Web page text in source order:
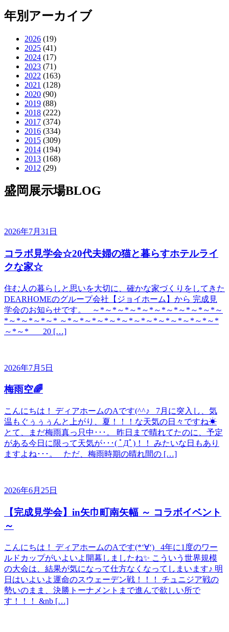
年別アーカイブ
2026 (19)
2025 (41)
2024 (17)
2023 (71)
2022 (163)
2021 (128)
2020 (90)
2019 (88)
2018 (222)
2017 (374)
2016 (334)
2015 (309)
2014 (194)
2013 (168)
2012 (29)
盛岡展示場BLOG
2026年7月31日
コラボ見学会☆20代夫婦の猫と暮らすホテルライ
クな家☆
住む人の暮らしと思いを大切に、確かな家づくりをしてきた
DEARHOMEのグループ会社【ジョイホーム】から 完成見
学会のお知らせです。 ～*～*～*～*～*～*～*～*～*～*～
*～*～*～*～* ～*～*～*～*～*～*～*～*～*～*～*～*～*
～*～* 20 […]
2026年7月5日
梅雨空🌈
こんにちは！ ディアホームのAです(^^♪ 7月に突入し、気
温もぐぅぅぅんと上がり、夏！！！な天気の日々ですね☀
とて、まだ梅雨真っ只中･･･。 昨日まで晴れてたのに、予定
がある今日に限って天気が･･･( ﾟДﾟ)！！ みたいな日もあり
ますよね･･･。 ただ、梅雨時期の晴れ間の […]
2026年6月25日
【完成見学会】in矢巾町南矢幅 ～ コラボイベント
～
こんにちは！ ディアホームのAです(*‘∀‘) 4年に1度のワー
ルドカップがいよいよ開幕しましたね✨ こういう世界規模
の大会は、結果が気になって仕方なくなってしまいます♪ 明
日はいよいよ運命のスウェーデン戦！！！ チュニジア戦の
勢いのまま、決勝トーナメントまで進んで欲しい所で
す！！！ &nb […]